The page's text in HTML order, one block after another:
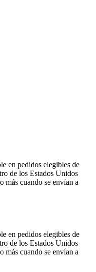
en pedidos elegibles de
de los Estados Unidos
o más cuando se envían a
en pedidos elegibles de
de los Estados Unidos
o más cuando se envían a